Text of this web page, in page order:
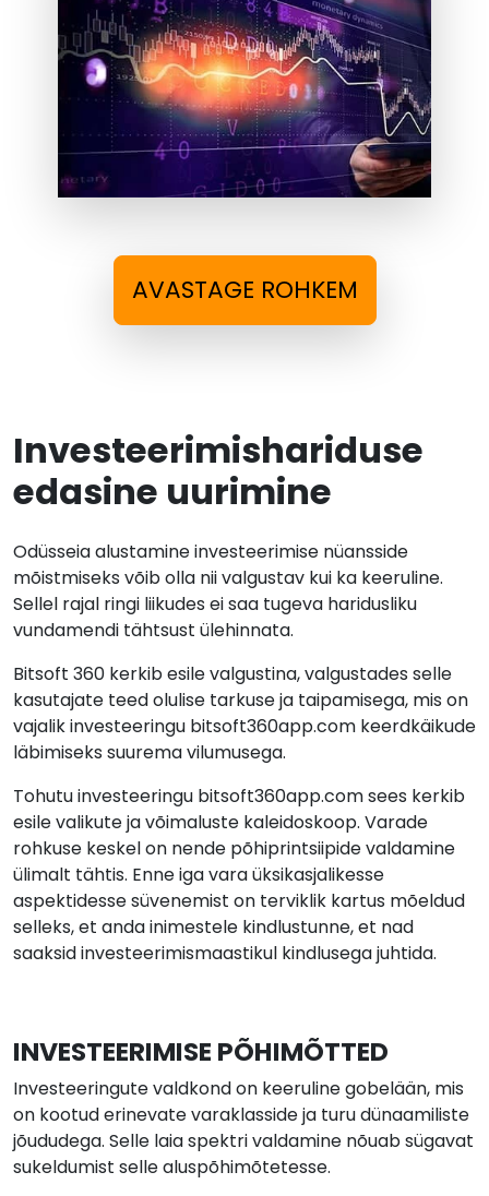
AVASTAGE ROHKEM
Investeerimishariduse
edasine uurimine
Odüsseia alustamine investeerimise nüansside
mõistmiseks võib olla nii valgustav kui ka keeruline.
Sellel rajal ringi liikudes ei saa tugeva haridusliku
vundamendi tähtsust ülehinnata.
Bitsoft 360 kerkib esile valgustina, valgustades selle
kasutajate teed olulise tarkuse ja taipamisega, mis on
vajalik investeeringu bitsoft360app.com keerdkäikude
läbimiseks suurema vilumusega.
Tohutu investeeringu bitsoft360app.com sees kerkib
esile valikute ja võimaluste kaleidoskoop. Varade
rohkuse keskel on nende põhiprintsiipide valdamine
ülimalt tähtis. Enne iga vara üksikasjalikesse
aspektidesse süvenemist on terviklik kartus mõeldud
selleks, et anda inimestele kindlustunne, et nad
saaksid investeerimismaastikul kindlusega juhtida.
INVESTEERIMISE PÕHIMÕTTED
Investeeringute valdkond on keeruline gobelään, mis
on kootud erinevate varaklasside ja turu dünaamiliste
jõududega. Selle laia spektri valdamine nõuab sügavat
sukeldumist selle aluspõhimõtetesse.